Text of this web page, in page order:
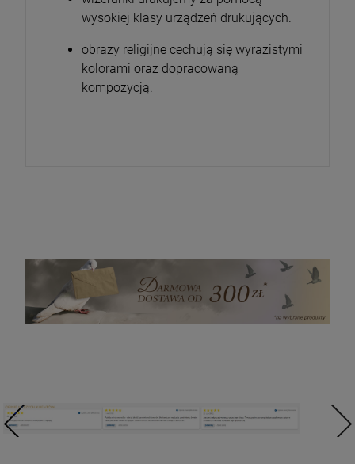
wysokiej klasy urządzeń drukujących.
obrazy religijne cechują się wyrazistymi
kolorami oraz dopracowaną
kompozycją.